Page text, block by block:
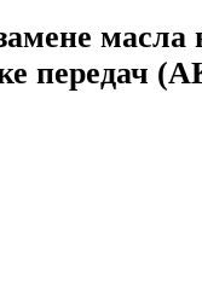
масла
передач